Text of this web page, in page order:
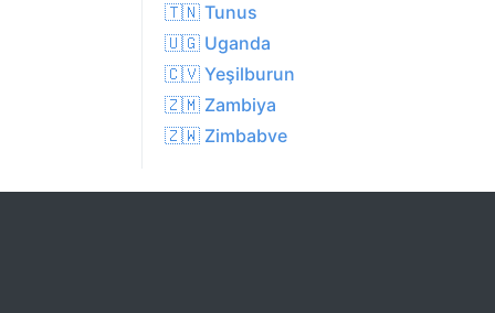
🇹🇳 Tunus
🇺🇬 Uganda
🇨🇻 Yeşilburun
🇿🇲 Zambiya
🇿🇼 Zimbabve